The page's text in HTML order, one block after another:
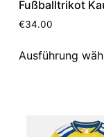
Fußballtrikot
€34.00
Ausführung